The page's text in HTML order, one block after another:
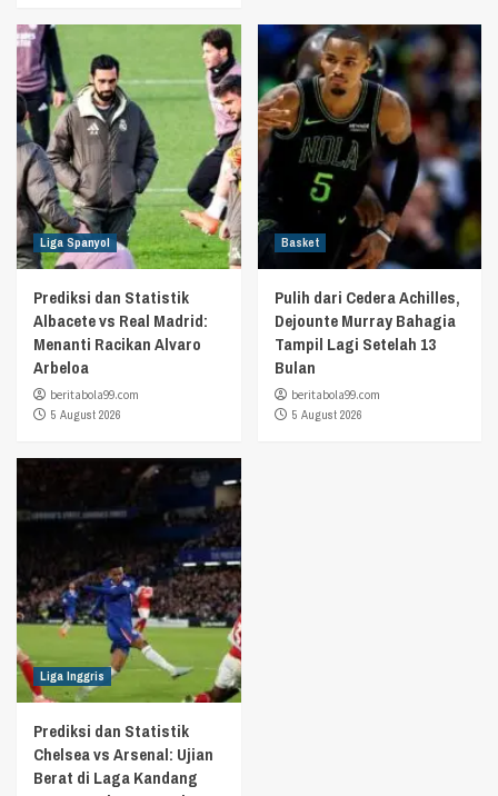
Liga Spanyol
Prediksi dan Statistik
Albacete vs Real Madrid:
Menanti Racikan Alvaro
Arbeloa
beritabola99.com
5 August 2026
Basket
Pulih dari Cedera Achilles,
Dejounte Murray Bahagia
Tampil Lagi Setelah 13
Bulan
beritabola99.com
5 August 2026
Liga Inggris
Prediksi dan Statistik
Chelsea vs Arsenal: Ujian
Berat di Laga Kandang